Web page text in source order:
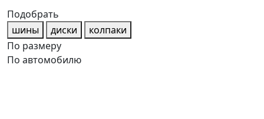
Подобрать
шины
диски
колпаки
По размеру
По автомобилю